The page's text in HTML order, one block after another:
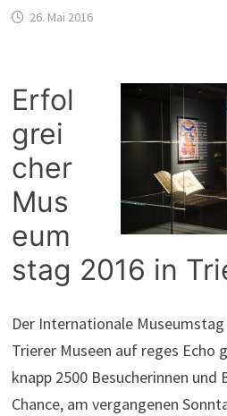
26. Mai 2016
Erfol
grei
cher
Mus
eum
stag 2016 in
Der Internationale
Trierer Museen auf reges Echo
knapp 2500 Besucherinnen und
Chance, am vergangenen